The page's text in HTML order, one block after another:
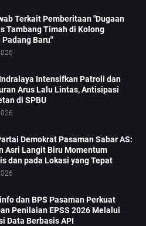
Terkait Pemberitaan "Dugaan
Tambang Timah di Kolong
Baru"
Intensifkan Patroli dan
Arus Lalu Lintas, Antisipasi
di SPBU
Demokrat Pasaman Sabar AS:
Asri Langit Biru Momentum
dan pada Lokasi yang Tepat
dan BPS Pasaman Perkuat
Penilaian EPSS 2026 Melalui
Data Berbasis API